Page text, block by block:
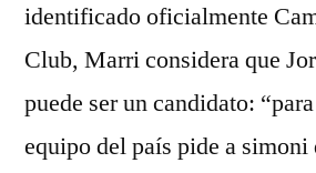
identificado oficialmente
Club, Marri considera que
puede ser un candidato:
equipo del país pide a simoni